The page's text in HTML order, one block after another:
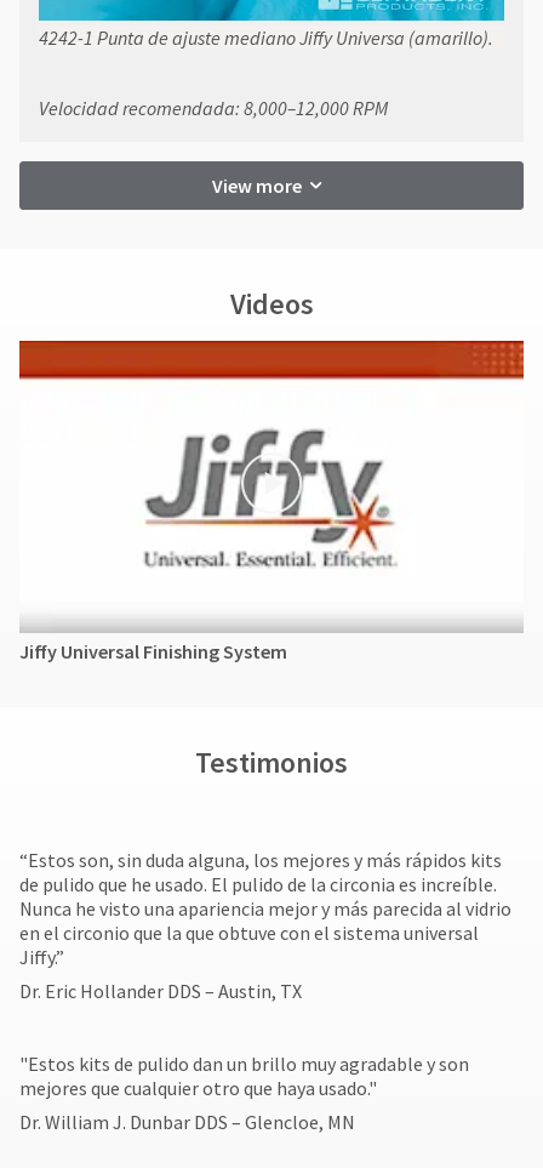
4242-1 Punta de ajuste mediano Jiffy Universa (amarillo).
Velocidad recomendada: 8,000–12,000 RPM
View more
Videos
Jiffy Universal Finishing System
Testimonios
“Estos son, sin duda alguna, los mejores y más rápidos kits
de pulido que he usado. El pulido de la circonia es increíble.
Nunca he visto una apariencia mejor y más parecida al vidrio
en el circonio que la que obtuve con el sistema universal
Jiffy.”
Dr. Eric Hollander DDS – Austin, TX
"Estos kits de pulido dan un brillo muy agradable y son
mejores que cualquier otro que haya usado."
Dr. William J. Dunbar DDS – Glencloe, MN